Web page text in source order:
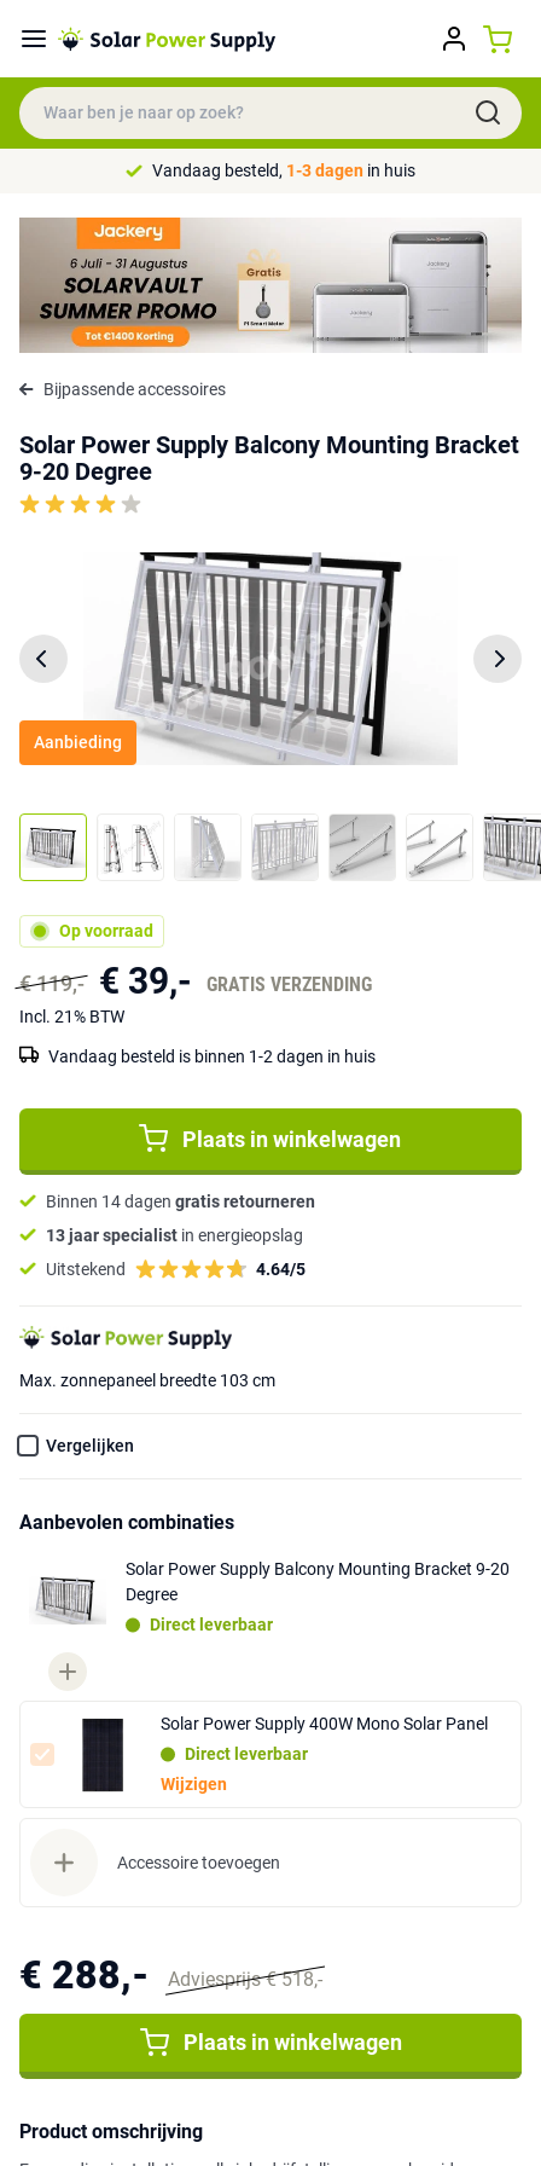
Vandaag besteld, 1-3 dagen in huis
Bijpassende accessoires
Solar Power Supply Balcony Mounting Bracket
9-20 Degree
Aanbieding
Op voorraad
€ 119,- € 39,- GRATIS VERZENDING
Incl. 21% BTW
Vandaag besteld is binnen 1-2 dagen in huis
Plaats in winkelwagen
Binnen 14 dagen gratis retourneren
13 jaar specialist in energieopslag
Uitstekend
4.64/5
Max. zonnepaneel breedte 103 cm
Vergelijken
Aanbevolen combinaties
Solar Power Supply Balcony Mounting Bracket 9-20
Degree
Direct leverbaar
Solar Power Supply 400W Mono Solar Panel
Direct leverbaar
Wijzigen
Accessoire toevoegen
€ 288,- Adviesprijs € 518,-
Plaats in winkelwagen
Product omschrijving